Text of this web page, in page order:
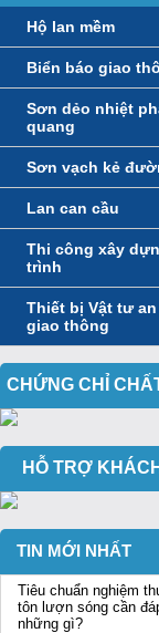
Hộ lan mềm
Biển báo giao
Sơn dẻo nhiệt
quang
Sơn vạch kẻ
Lan can cầu
Thi công xây
trình
Thiết bị Vật tư
giao thông
CHỨNG CHỈ
HỖ TRỢ
TIN MỚI NHẤT
Tiêu chuẩn nghiệm
tôn lượn sóng cần
những gì?